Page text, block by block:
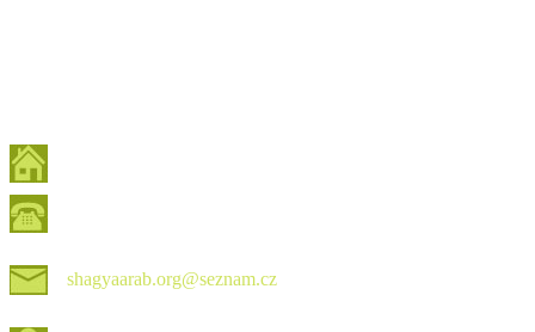
shagyaarab.org@seznam.cz